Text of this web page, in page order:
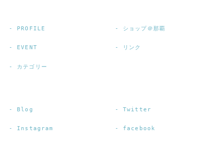
PROFILE ショップ＠那覇
EVENT リンク
カテゴリー
Blog Twitter
Instagram facebook